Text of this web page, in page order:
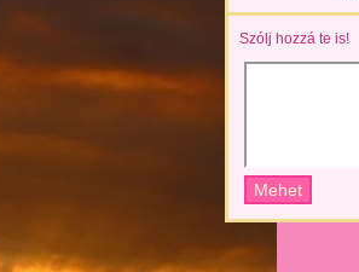
Szólj hozzá te is!